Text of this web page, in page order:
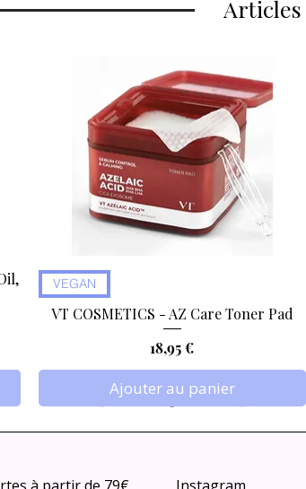
VEGAN
VT COSMETICS - AZ Care Toner Pad
Prix
18,95 €
Ajouter au panier